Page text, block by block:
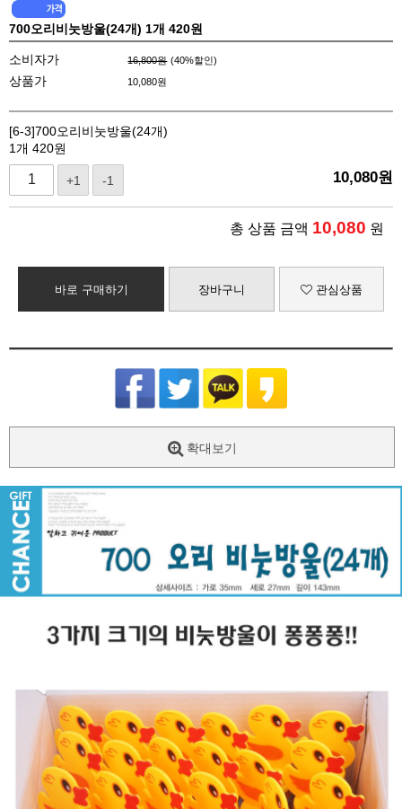
700오리비눗방울(24개) 1개 420원
소비자가 16,800원 (40%할인)
상품가 10,080원
[6-3]700오리비눗방울(24개)
1개 420원
+1 -1 10,080원
총 상품 금액 10,080 원
바로 구매하기 장바구니 관심상품
확대보기